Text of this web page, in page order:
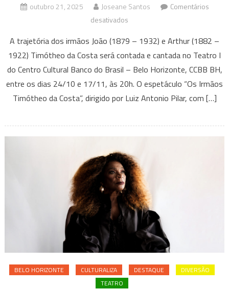
outubro 21, 2025 Joseane Santos
Comentários
desativados
BH
recebe
estreia
nacional
da
Irmãos
da
Costa”
A trajetória dos irmãos João (1879 – 1932) e Arthur (1882 –
1922) Timótheo da Costa será contada e cantada no Teatro I
do Centro Cultural Banco do Brasil – Belo Horizonte, CCBB BH,
entre os dias 24/10 e 17/11, às 20h. O espetáculo “Os Irmãos
Timótheo da Costa”, dirigido por Luiz Antonio Pilar, com […]
BELO HORIZONTE CULTURALIZA DESTAQUE
DIVERSÃO
TEATRO